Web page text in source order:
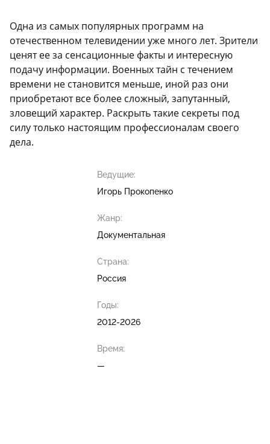
Одна из самых популярных программ на
отечественном телевидении уже много лет. Зрители
ценят ее за сенсационные факты и интересную
подачу информации. Военных тайн с течением
времени не становится меньше, иной раз они
приобретают все более сложный, запутанный,
зловещий характер. Раскрыть такие секреты под
силу только настоящим профессионалам своего
дела.
Ведущие:
Игорь Прокопенко
Жанр:
Документальная
Страна:
Россия
Годы:
2012-2026
Время:
—